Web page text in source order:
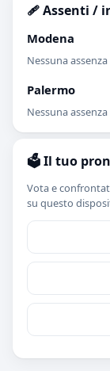
🩹 Assenti /
Modena
Nessuna
Palermo
Nessuna
🗳️ Il tuo
Vota e
su questo